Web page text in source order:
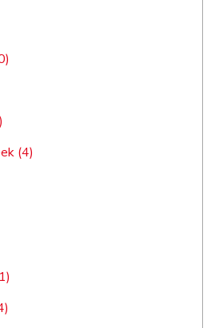
(4)